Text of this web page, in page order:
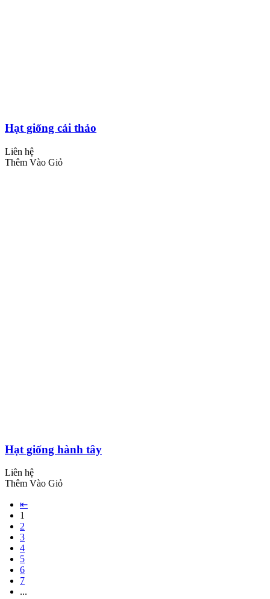
Hạt giống cải thảo
Liên hệ
Thêm Vào Giỏ
Hạt giống hành tây
Liên hệ
Thêm Vào Giỏ
⇤
1
2
3
4
5
6
7
...